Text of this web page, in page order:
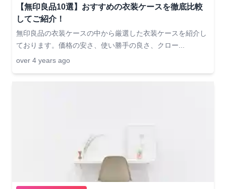
【無印良品10選】おすすめの衣装ケースを徹底比較
してご紹介！
無印良品の衣装ケースの中から厳選した衣装ケースを紹介し
ております。価格の安さ、使い勝手の良さ、クロー...
over 4 years ago